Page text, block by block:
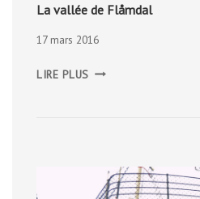
La vallée de Flåmdal
17 mars 2016
LIRE PLUS VALLÉE